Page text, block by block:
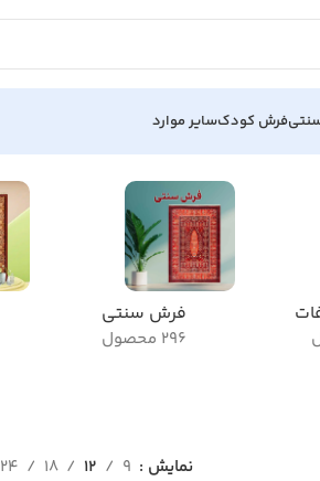
فرش کودکسایر موارد
فرش سنتی
296 محصول
نمایش 9
12
18
24